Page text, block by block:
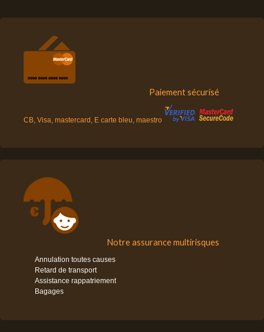
Paiement sécurisé
CB, Visa, mastercard, E carte bleu, maestro
Notre assurance multirisques
Annulation toutes causes
Retard de transport
Assistance rappatriement
Bagages